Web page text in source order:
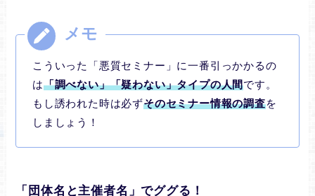
こういった「悪質セミナー」に一番引っかかるの
は「調べない」「疑わない」タイプの人間です。
もし誘われた時は必ずそのセミナー情報の調査を
しましょう！
「団体名と主催者名」でググる！